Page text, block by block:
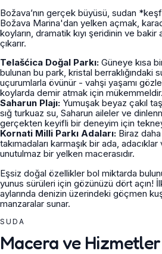
Božava’nın gerçek büyüsü, sudan
Božava Marina'dan yelken açmak,
koyların, dramatik kıyı şeridinin ve bakir
çıkarır.
Telašćica Doğal Parkı: Güneye kısa
bulunan bu park, kristal berraklığındaki
uçurumlarla övünür - vahşi yaşamı
koylarda demir atmak için mükemmeldir.
Saharun Plajı: Yumuşak beyaz çakıl
sığ turkuaz su, Saharun aileler ve
gerçekten keyifli bir deneyim için
Kornati Milli Parkı Adaları: Biraz
takımadaları karmaşık bir ada,
unutulmaz bir yelken macerasıdır.
Eşsiz doğal özellikler bol miktarda
yunus sürüleri için gözünüzü dört açın!
aylarında denizin üzerindeki göçmen
manzaralar sunar.
SUDA
Macera ve Hizmetler